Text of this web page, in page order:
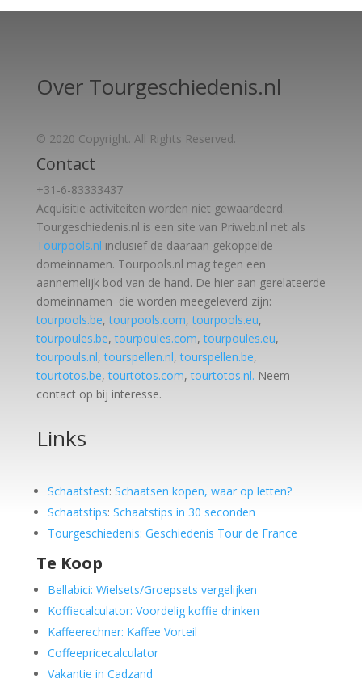
Over Tourgeschiedenis.nl
© 2020 Copyright. All Rights Reserved.
Contact
+31-6-83333437
Acquisitie activiteiten worden niet gewaardeerd.
Tourgeschiedenis.nl is een site van Priweb.nl net als
Tourpools.nl inclusief de daaraan gekoppelde
domeinnamen. Tourpools.nl mag tegen een
aannemelijk bod van de hand. De hier aan gerelateerde
domeinnamen die worden meegeleverd zijn:
tourpools.be,tourpools.com,tourpools.eu,
tourpoules.be,tourpoules.com,tourpoules.eu,
tourpouls.nl,tourspellen.nl,tourspellen.be,
tourtotos.be,tourtotos.com,tourtotos.nl. Neem
contact op bij interesse.
Links
Schaatstest: Schaatsen kopen, waar op letten?
Schaatstips: Schaatstips in 30 seconden
Tourgeschiedenis: Geschiedenis Tour de France
Te Koop
Bellabici: Wielsets/Groepsets vergelijken
Koffiecalculator: Voordelig koffie drinken
Kaffeerechner: Kaffee Vorteil
Coffeepricecalculator
Vakantie in Cadzand